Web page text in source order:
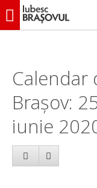
iubescbraşovul.ro
Calendar
Brașov:
iunie